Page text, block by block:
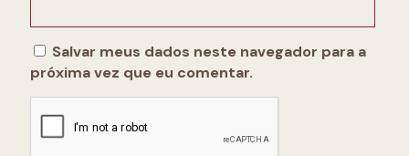
Salvar meus dados neste navegador para a
próxima vez que eu comentar.